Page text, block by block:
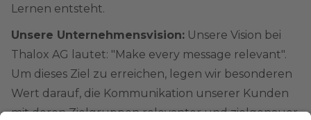
Lernen entsteht.
Unsere Unternehmensvision: Unsere Vision bei
Thalox AG lautet: "Make every message relevant".
Um dieses Ziel zu erreichen, legen wir besonderen
Wert darauf, die Kommunikation unserer Kunden
mit deren Zielgruppen relevanter und zielgenauer